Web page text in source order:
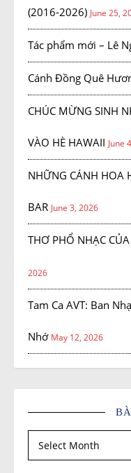
(2016-2026) June 25,
Tác phẩm mới – Lê
Cánh Đồng Quê
CHÚC MỪNG SINH
VÀO HÈ HAWAII June
NHỮNG CÁNH HOA
BAR June 3, 2026
THƠ PHỔ NHẠC
2026
Tam Ca AVT: Ban
Nhớ May 12, 2026
Bài đã đăng